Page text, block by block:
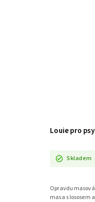
Louie pro
Skladem
Opravdu
masa s lososem